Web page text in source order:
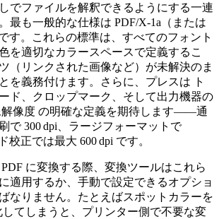
でファイルを解釈できるようにする一連
最も一般的な仕様は PDF/X‑1a （または
す。これらの標準は、すべてのフォント
を適切なカラースペースで定義するこ
（リンクされた画像など）が未解決のま
を義務付けます。さらに、プレスは
ト
ド クロップマーク
、そして出力機器の
像度 の明確な定義を期待します――通
で 300 dpi、ラージフォーマットで
校正では最大 600 dpi です。
に変換する際、変換ツールはこれら
適用するか、手動で設定できるオプショ
なりません。たとえばスポットカラーを
てしまうと、プリンター側で不要な変